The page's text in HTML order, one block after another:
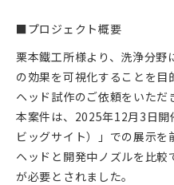
■プロジェクト概要
栗本鐵工所様より、洗浄分野
の効果を可視化することを目
ヘッド試作のご依頼をいただ
本案件は、2025年12月3日
ビッグサイト）」での展示
ヘッドと開発中ノズルを比
が必要とされました。